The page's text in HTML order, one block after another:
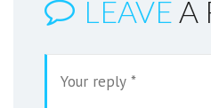
LEAVE A